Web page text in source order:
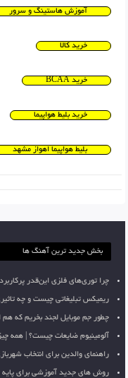
آموزش هاستینگ و سرور
خرید کالا
خرید BCAA
خرید بلیط هواپیما
بلیط هواپیما اهواز مشهد
بخش جدید ترین آهنگ ها
چرا توری‌های فلزی این‌قدر
ریمیکس تبلیغاتی چیست و چه
چطور جم موبایل لجند بخریم که
آلومینیوم ضایعات چیست؟ | همه
راهنمای والدین برای انتخاب
روش های جدید آموزشی برای